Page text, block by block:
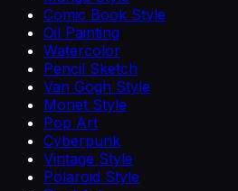
Comic Book Style
Oil Painting
Watercolor
Pencil Sketch
Van Gogh Style
Monet Style
Pop Art
Cyberpunk
Vintage Style
Polaroid Style